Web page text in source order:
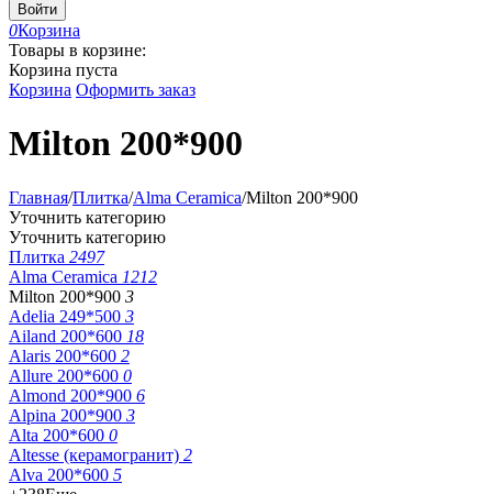
Войти
0Корзина
Товары в корзине:
Корзина пуста
Корзина Оформить заказ
Milton 200*900
Главная/Плитка/Alma Ceramica/Milton 200*900
Уточнить категорию
Уточнить категорию
Плитка 2497
Alma Ceramica 1212
Milton 200*900 3
Adelia 249*500 3
Ailand 200*600 18
Alaris 200*600 2
Allure 200*600 0
Almond 200*900 6
Alpina 200*900 3
Alta 200*600 0
Altesse (керамогранит) 2
Alva 200*600 5